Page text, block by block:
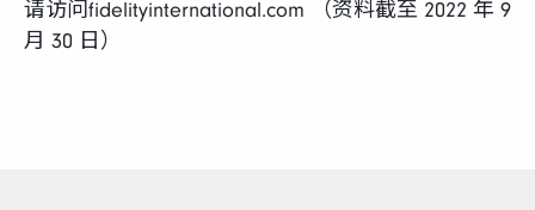
请访问fidelityinternational.com （资料截至 2022 年 9
月 30 日）